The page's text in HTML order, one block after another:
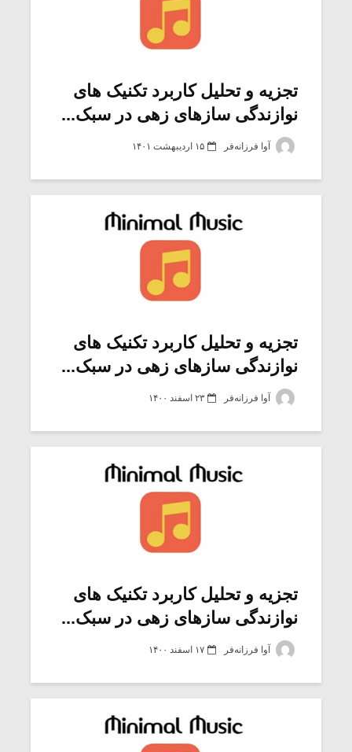
تجزیه و تحلیل کاربرد تکنیک های
نوازندگی سازهای زهی در سبک...
آوا فرزانه‌فر ۱۵ اردیبهشت ۱۴۰۱
تجزیه و تحلیل کاربرد تکنیک های
نوازندگی سازهای زهی در سبک...
آوا فرزانه‌فر ۲۳ اسفند ۱۴۰۰
تجزیه و تحلیل کاربرد تکنیک های
نوازندگی سازهای زهی در سبک...
آوا فرزانه‌فر ۱۷ اسفند ۱۴۰۰
میکلوش روژا
یادداشتی بر موسیقی
شیش و نیم»
مشهورترین باشی،
بدنام ترین باش